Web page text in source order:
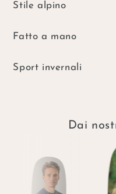
Stile alpino
Fatto a mano
Sport invernali
Dai